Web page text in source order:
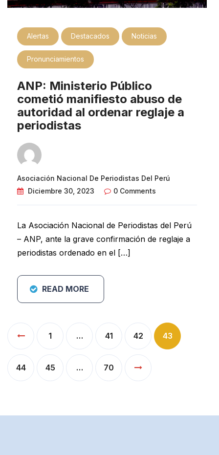
Alertas Destacados Noticias
Pronunciamientos
ANP: Ministerio Público
cometió manifiesto abuso de
autoridad al ordenar reglaje a
periodistas
Asociación Nacional De Periodistas Del Perú
Diciembre 30, 2023
0 Comments
La Asociación Nacional de Periodistas del Perú
– ANP, ante la grave confirmación de reglaje a
periodistas ordenado en el […]
READ MORE
Paginación
de
entradas
1 … 41 42 43
44 45 … 70